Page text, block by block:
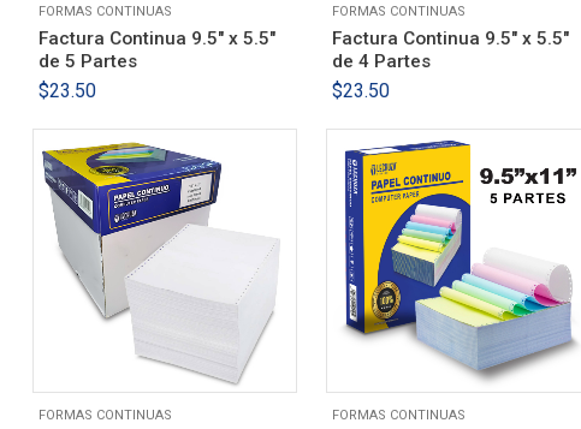
FORMAS CONTINUAS
Factura Continua 9.5″ x 5.5″
de 5 Partes
$23.50
FORMAS CONTINUAS
Factura Continua 9.5″ x 5.5″
de 4 Partes
$23.50
FORMAS CONTINUAS FORMAS CONTINUAS